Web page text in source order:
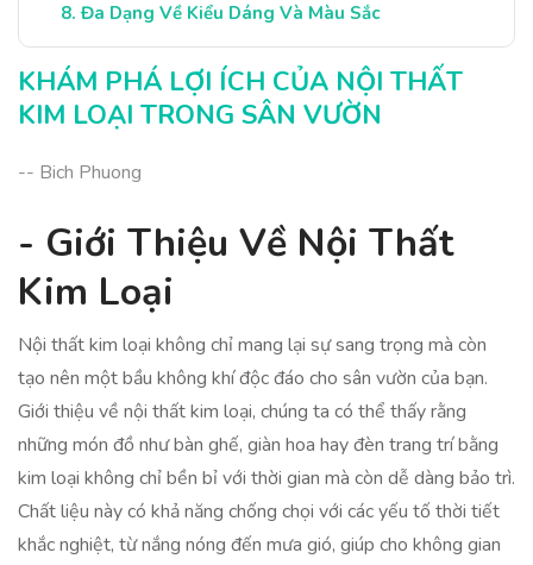
Đa Dạng Về Kiểu Dáng Và Màu Sắc
Ứng Dụng Trong Các Không Gian Khác
Kết Luận: Lợi Ích Nội Thất Kim Loại
KHÁM PHÁ LỢI ÍCH CỦA NỘI THẤT
KIM LOẠI TRONG SÂN VƯỜN
-- Bich Phuong
- Giới Thiệu Về Nội Thất
Kim Loại
Nội thất kim loại không chỉ mang lại sự sang trọng mà còn
tạo nên một bầu không khí độc đáo cho sân vườn của bạn.
Giới thiệu về nội thất kim loại, chúng ta có thể thấy rằng
những món đồ như bàn ghế, giàn hoa hay đèn trang trí bằng
kim loại không chỉ bền bỉ với thời gian mà còn dễ dàng bảo trì.
Chất liệu này có khả năng chống chọi với các yếu tố thời tiết
khắc nghiệt, từ nắng nóng đến mưa gió, giúp cho không gian